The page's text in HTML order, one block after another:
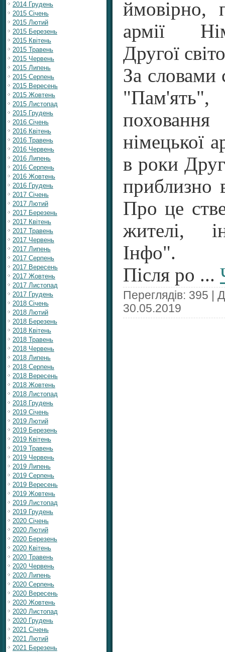
2014 Грудень
2015 Січень
2015 Лютий
2015 Березень
2015 Квітень
2015 Травень
2015 Червень
2015 Липень
2015 Серпень
2015 Вересень
2015 Жовтень
2015 Листопад
2015 Грудень
2016 Січень
2016 Квітень
2016 Травень
2016 Червень
2016 Липень
2016 Серпень
2016 Жовтень
2016 Грудень
2017 Січень
2017 Лютий
2017 Березень
2017 Квітень
2017 Травень
2017 Червень
2017 Липень
2017 Серпень
2017 Вересень
2017 Жовтень
2017 Листопад
2017 Грудень
2018 Січень
2018 Лютий
2018 Березень
2018 Квітень
2018 Травень
2018 Червень
2018 Липень
2018 Серпень
2018 Вересень
2018 Жовтень
2018 Листопад
2018 Грудень
2019 Січень
2019 Лютий
2019 Березень
2019 Квітень
2019 Травень
2019 Червень
2019 Липень
2019 Серпень
2019 Вересень
2019 Жовтень
2019 Листопад
2019 Грудень
2020 Січень
2020 Лютий
2020 Березень
2020 Квітень
2020 Травень
2020 Червень
2020 Липень
2020 Серпень
2020 Вересень
2020 Жовтень
2020 Листопад
2020 Грудень
2021 Січень
2021 Лютий
2021 Березень
ймовірно,
армії
Другої
За словами
німецької
в роки
приблизно
Про це
жителі,
Інфо".
Після ро ...
Переглядів: 395 |
30.05.2019